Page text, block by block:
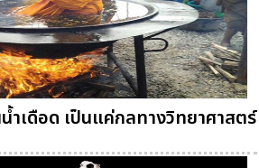
ำเดือด เป็นแค่กลทางวิทยาศาสตร์